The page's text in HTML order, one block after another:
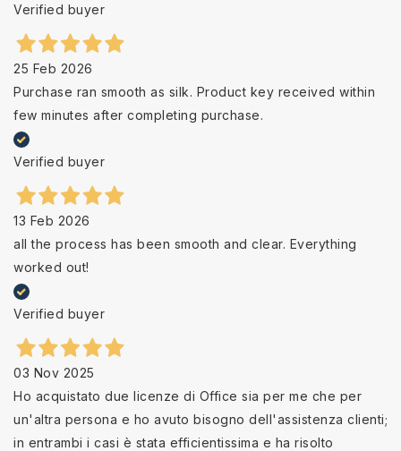
Verified buyer
25 Feb 2026
Purchase ran smooth as silk. Product key received within
few minutes after completing purchase.
Verified buyer
13 Feb 2026
all the process has been smooth and clear. Everything
worked out!
Verified buyer
03 Nov 2025
Ho acquistato due licenze di Office sia per me che per
un'altra persona e ho avuto bisogno dell'assistenza clienti;
in entrambi i casi è stata efficientissima e ha risolto